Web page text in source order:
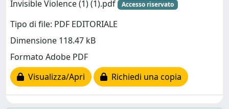
Invisible Violence (1) (1).pdf
Accesso riservato
Tipo di file: PDF EDITORIALE
Dimensione 118.47 kB
Formato Adobe PDF
Visualizza/Apri
Richiedi una copia